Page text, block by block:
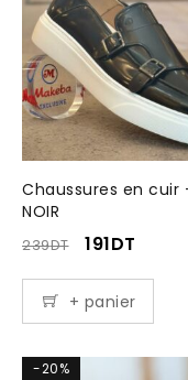
Chaussures en cuir
NOIR
239DT 191DT
+ panier
-20%